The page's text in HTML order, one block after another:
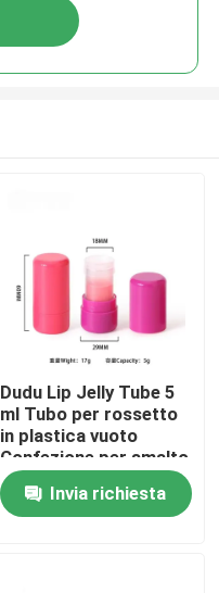
Dudu Lip Jelly Tube 5
ml Tubo per rossetto
in plastica vuoto
Confezione per smalto
per labbra
Invia richiesta